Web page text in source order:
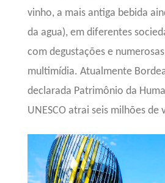
vinho, a mais antiga bebida
da agua), em diferentes
com degustações e
multimídia. Atualmente
declarada Patrimônio da
UNESCO atrai seis milhões de